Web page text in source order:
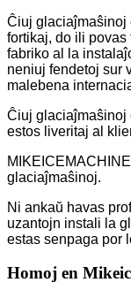
Ĉiuj glaciaĵmaŝinoj
fortikaj, do ili
fabriko al la
neniuj fendetoj sur
malebena
Ĉiuj glaciaĵmaŝinoj
estos liveritaj al
glaciaĵmaŝinoj.
Ni ankaŭ havas
uzantojn instali la
estas senpaga por
Homoj en